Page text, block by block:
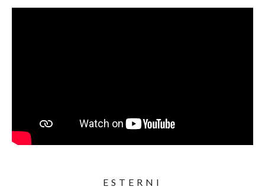
ESTERNI